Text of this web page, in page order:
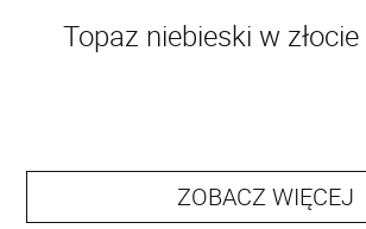
Topaz niebieski w
ZOBACZ WIĘCEJ